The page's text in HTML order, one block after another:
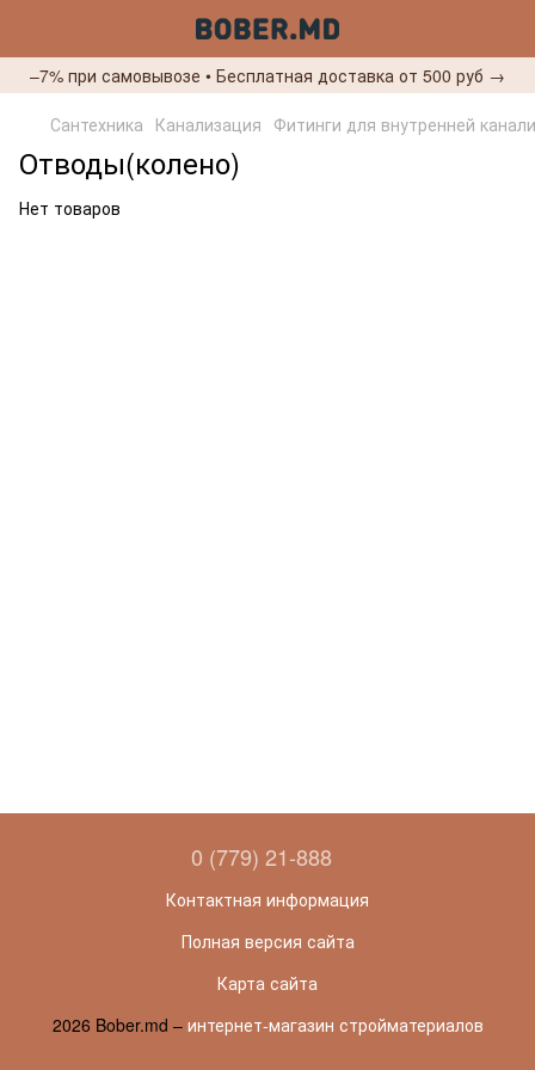
–7% при самовывозе • Бесплатная доставка от 500 руб →
Сантехника Канализация Фитинги для внутренней
Отводы(колено)
Нет товаров
0 (779) 21-888
Контактная информация
Полная версия сайта
Карта сайта
2026 Bober.md – интернет-магазин стройматериалов